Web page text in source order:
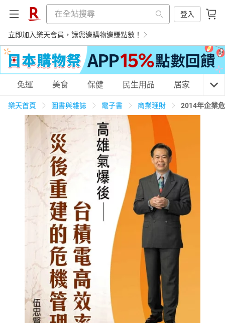
登入
立即加入樂天會員，讓您邊購物邊賺點數！
購物網分類
美食蛋糕 養生保健
居家生活 3C家電 運動休閒 親子玩具
男裝 化妝保養 情趣用品
電子/紙本書
HOT
免運 美食 保健 民生用品 居家 3C
樂天首頁 圖書與雜誌 電子書 商業理財 2014年企業